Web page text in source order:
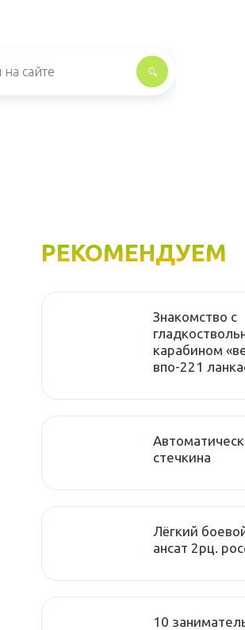
РЕКОМЕНДУЕМ
Знакомство с
карабином
впо-221
стечкина
Лёгкий
ансат 2рц.
10